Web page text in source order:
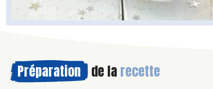
Préparation de la recette